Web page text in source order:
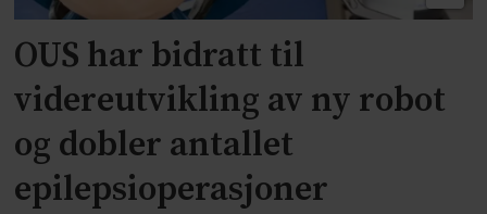
OUS har bidratt til
videreutvikling av ny robot
og dobler antallet
epilepsioperasjoner